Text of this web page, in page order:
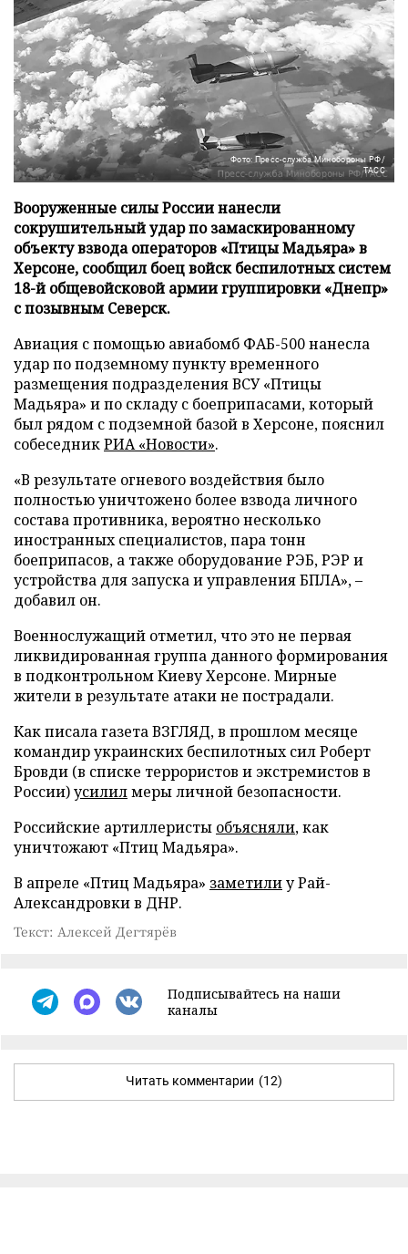
Фото: Пресс-служба Минобороны РФ/
ТАСС
Вооруженные силы России нанесли
сокрушительный удар по замаскированному
объекту взвода операторов «Птицы Мадьяра» в
Херсоне, сообщил боец войск беспилотных систем
18-й общевойсковой армии группировки «Днепр»
с позывным Северск.
Авиация с помощью авиабомб ФАБ-500 нанесла
удар по подземному пункту временного
размещения подразделения ВСУ «Птицы
Мадьяра» и по складу с боеприпасами, который
был рядом с подземной базой в Херсоне, пояснил
собеседникРИА «Новости».
«В результате огневого воздействия было
полностью уничтожено более взвода личного
состава противника, вероятно несколько
иностранных специалистов, пара тонн
боеприпасов, а также оборудование РЭБ, РЭР и
устройства для запуска и управления БПЛА», –
добавил он.
Военнослужащий отметил, что это не первая
ликвидированная группа данного формирования
в подконтрольном Киеву Херсоне. Мирные
жители в результате атаки не пострадали.
Как писала газета ВЗГЛЯД, в прошлом месяце
командир украинских беспилотных сил Роберт
Бровди (в списке террористов и экстремистов в
России)усилилмеры личной безопасности.
Российские артиллеристы объясняли, как
уничтожают «Птиц Мадьяра».
В апреле «Птиц Мадьяра» заметилиу Рай-
Александровки в ДНР.
Текст: Алексей Дегтярёв
Подписывайтесь на наши
каналы
Читать комментарии (12)